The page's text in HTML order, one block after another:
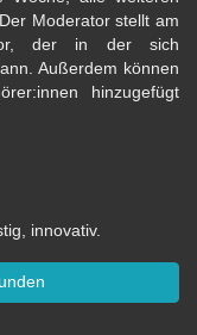
Moderator stellt am
der in der sich
Außerdem können
hinzugefügt
innovativ.